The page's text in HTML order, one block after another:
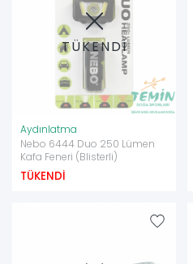
TÜKENDİ
Aydınlatma
Nebo 6444 Duo 250 Lümen
Kafa Feneri (Blisterli)
TÜKENDİ